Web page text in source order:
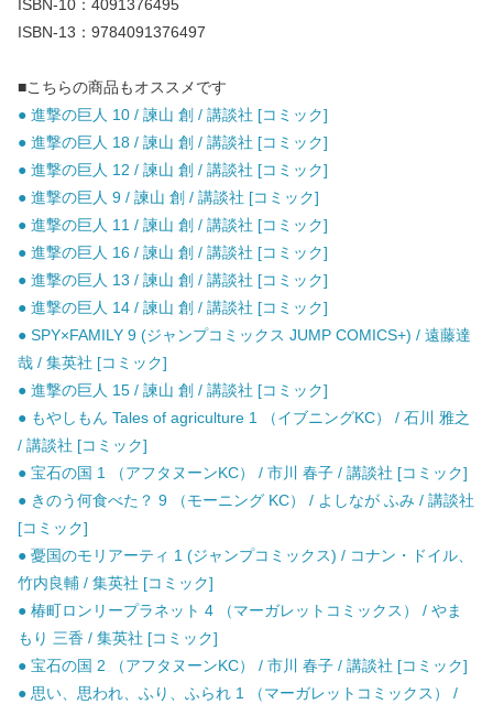
ISBN-10：4091376495
ISBN-13：9784091376497
■こちらの商品もオススメです
● 進撃の巨人 10 / 諫山 創 / 講談社 [コミック]
● 進撃の巨人 18 / 諫山 創 / 講談社 [コミック]
● 進撃の巨人 12 / 諫山 創 / 講談社 [コミック]
● 進撃の巨人 9 / 諫山 創 / 講談社 [コミック]
● 進撃の巨人 11 / 諫山 創 / 講談社 [コミック]
● 進撃の巨人 16 / 諫山 創 / 講談社 [コミック]
● 進撃の巨人 13 / 諫山 創 / 講談社 [コミック]
● 進撃の巨人 14 / 諫山 創 / 講談社 [コミック]
● SPY×FAMILY 9 (ジャンプコミックス JUMP COMICS+) / 遠藤達
哉 / 集英社 [コミック]
● 進撃の巨人 15 / 諫山 創 / 講談社 [コミック]
● もやしもん Tales of agriculture 1 （イブニングKC） / 石川 雅之
/ 講談社 [コミック]
● 宝石の国 1 （アフタヌーンKC） / 市川 春子 / 講談社 [コミック]
● きのう何食べた？ 9 （モーニング KC） / よしなが ふみ / 講談社
[コミック]
● 憂国のモリアーティ 1 (ジャンプコミックス) / コナン・ドイル、
竹内良輔 / 集英社 [コミック]
● 椿町ロンリープラネット 4 （マーガレットコミックス） / やま
もり 三香 / 集英社 [コミック]
● 宝石の国 2 （アフタヌーンKC） / 市川 春子 / 講談社 [コミック]
● 思い、思われ、ふり、ふられ 1 （マーガレットコミックス） /